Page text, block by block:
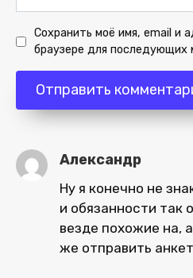
Сохранить моё имя, email и
браузере для последующих
Александр
Ну я конечно не
и обязанности так
везде похожие на,
же отправить